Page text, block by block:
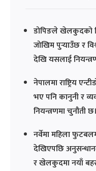
डोपिङले खेलकुदको
जोखिम पुर्‍याउँछ र
देखि यसलाई
नेपालमा राष्ट्रिय
भए पनि कानुनी र
नियन्त्रणमा चुनौती छ।
नर्वेमा महिला
देखिएपछि
र खेलकुदमा नयाँ